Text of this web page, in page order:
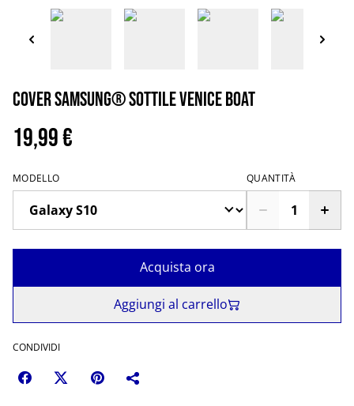
Cover Samsung® sottile Venice boat
19,99 €
MODELLO QUANTITÀ
Acquista ora
Aggiungi al carrello
CONDIVIDI